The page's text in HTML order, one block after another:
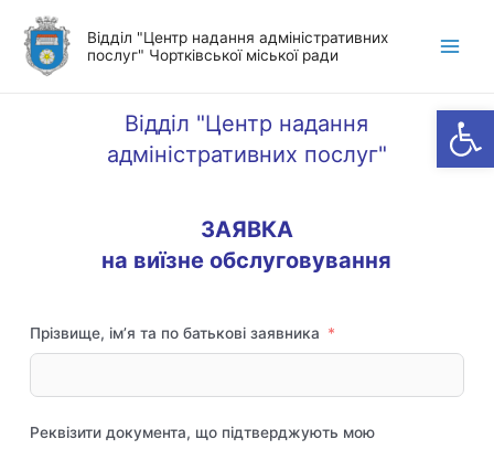
Перейти
вмісту
Відділ "Центр надання адміністративних
послуг" Чортківської міської ради
Відділ "Центр надання
адміністративних послуг"
ЗАЯВКА
на виїзне обслуговування
Прізвище, ім’я та по батькові заявника
Реквізити документа, що підтверджують мою